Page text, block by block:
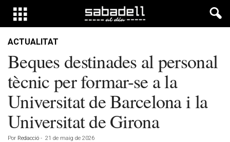
ACTUALITAT
Beques destinades al personal
tècnic per formar-se a la
Universitat de Barcelona i la
Universitat de Girona
Por Redacció - 21 de maig de 2026